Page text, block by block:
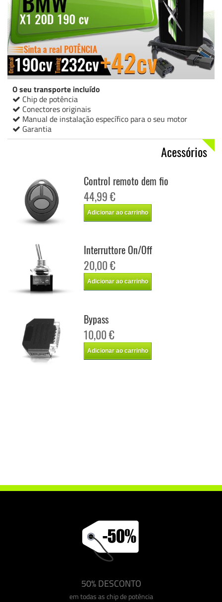
O seu transporte incluído
Chip de potência
Conectores originais
Manual de instalação específico para o seu motor
Garantia
Acessórios
Control remoto dem fio
44,99 €
Adicionar ao carrinho
Interruttore On/Off
20,00 €
Adicionar ao carrinho
Bypass
10,00 €
Adicionar ao carrinho
50% DESCONTO
em todas as chip de potência